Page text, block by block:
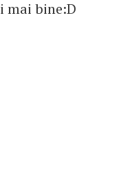
mai bine:D